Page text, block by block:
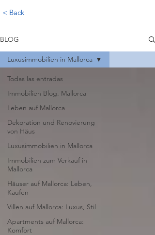
< Back
BLOG
Todas las entradas
Immobilien Blog. Mallorca
Leben auf Mallorca
Dekoration und Renovierung
von Häus
Luxusimmobilien in Mallorca
Immobilien zum Verkauf in
Mallorca
Häuser auf Mallorca: Leben,
Kaufen
Villen auf Mallorca: Luxus, Stil
Apartments auf Mallorca:
Komfort
Luxusimmobilien in Mallorca